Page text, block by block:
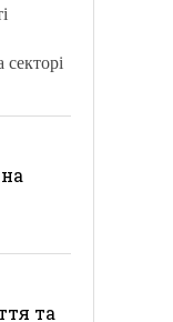
та